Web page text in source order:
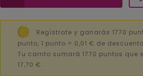
Regístrate y ganarás 1770
punto, 1 punto = 0,01 € de
Tu carrito sumará 1770 puntos que
17,70 €.